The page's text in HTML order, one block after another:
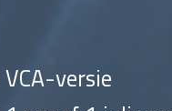
versie